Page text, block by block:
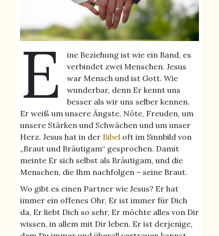
E
ine Beziehung ist wie ein Band, es
verbindet zwei Menschen. Jesus
war Mensch und ist Gott. Wie
wunderbar, denn Er kennt uns
besser als wir uns selber kennen.
Er weiß um unsere Ängste, Nöte, Freuden, um
unsere Stärken und Schwächen und um unser
Herz. Jesus hat in der Bibel oft im Sinnbild von
„Braut und Bräutigam“ gesprochen. Damit
meinte Er sich selbst als Bräutigam, und die
Menschen, die Ihm nachfolgen – seine Braut.
Wo gibt es einen Partner wie Jesus? Er hat
immer ein offenes Ohr, Er ist immer für Dich
da, Er liebt Dich so sehr, Er möchte alles von Dir
wissen, in allem mit Dir leben. Er ist derjenige,